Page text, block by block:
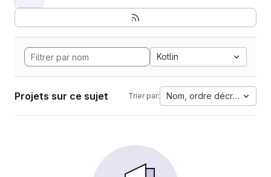
Kotlin
Projets sur ce sujet Trier par: Nom, ordre décroissant